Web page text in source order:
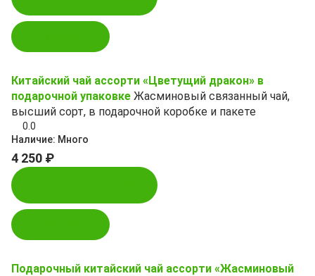
Китайский чай ассорти «Цветущий дракон» в
подарочной упаковке Жасминовый связанный чай,
высший сорт, в подарочной коробке и пакете
0.0
Наличие: Много
4 250 ₽
Подарочный китайский чай ассорти «Жасминовый